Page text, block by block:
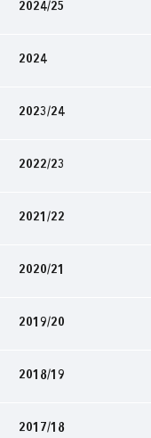
2024/25
2024
2023/24
2022/23
2021/22
2020/21
2019/20
2018/19
2017/18